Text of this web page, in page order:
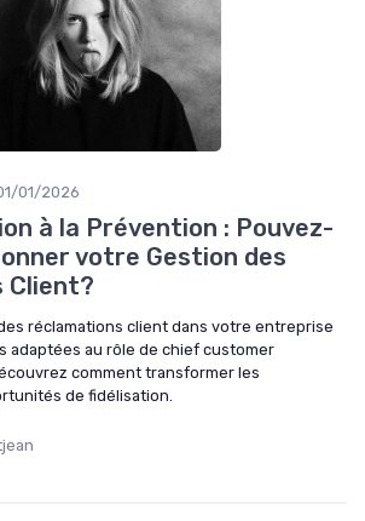
01/2026
à la Prévention : Pouvez-
votre Gestion des
Client?
réclamations client dans votre entreprise
adaptées au rôle de chief customer
comment transformer les
de fidélisation.